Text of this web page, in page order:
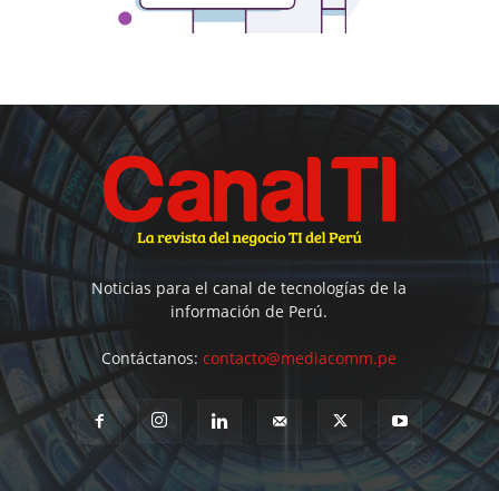
Noticias para el canal de tecnologías de la
información de Perú.
Contáctanos:contacto@mediacomm.pe